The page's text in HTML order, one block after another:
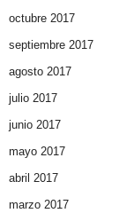
octubre 2017
septiembre 2017
agosto 2017
julio 2017
junio 2017
mayo 2017
abril 2017
marzo 2017